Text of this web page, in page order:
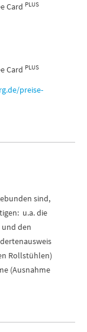
Card PLUS
Card PLUS
preise-
sind,
u.a. die
den
Rollstühlen)
(Ausnahme